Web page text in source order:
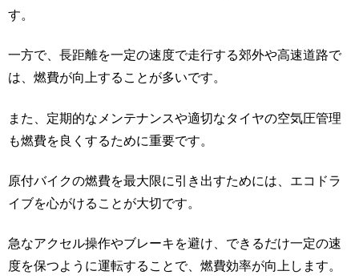
す。
一方で、長距離を一定の速度で走行する郊外や高速道路で
は、燃費が向上することが多いです。
また、定期的なメンテナンスや適切なタイヤの空気圧管理
も燃費を良くするために重要です。
原付バイクの燃費を最大限に引き出すためには、エコドラ
イブを心がけることが大切です。
急なアクセル操作やブレーキを避け、できるだけ一定の速
度を保つように運転することで、燃費効率が向上します。